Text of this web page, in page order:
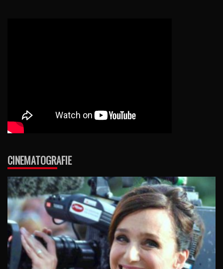
CINEMATOGRAFIE